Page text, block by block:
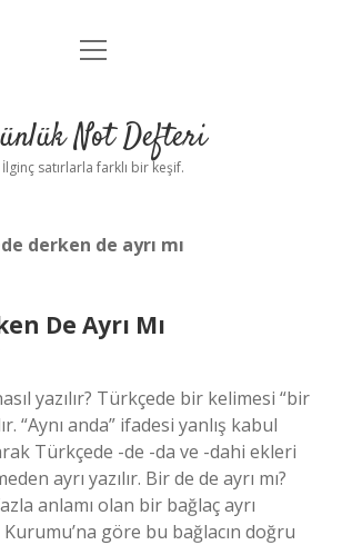
Anasayfa
Yasal Uyarı
menüyü
Not Defteri
İlginç satırlarla farklı bir keşif.
derken de ayrı mı
De Ayrı Mı
yazılır? Türkçede bir kelimesi “bir
“Aynı anda” ifadesi yanlış kabul
Türkçede -de -da ve -dahi ekleri
ayrı yazılır. Bir de de ayrı mı?
anlamı olan bir bağlaç ayrı
Kurumu’na göre bu bağlacın doğru